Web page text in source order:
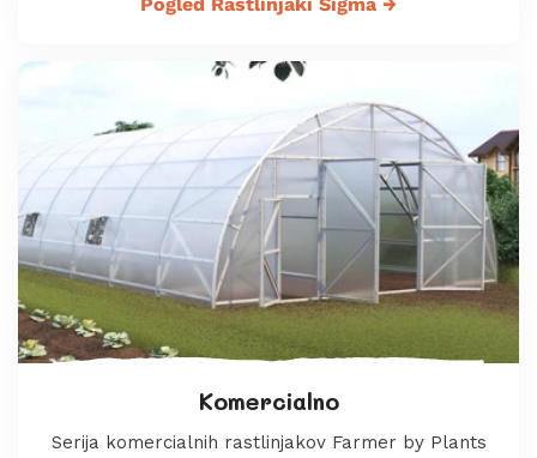
Pogled Rastlinjaki Sigma →
Komercialno
Serija komercialnih rastlinjakov Farmer by Plants